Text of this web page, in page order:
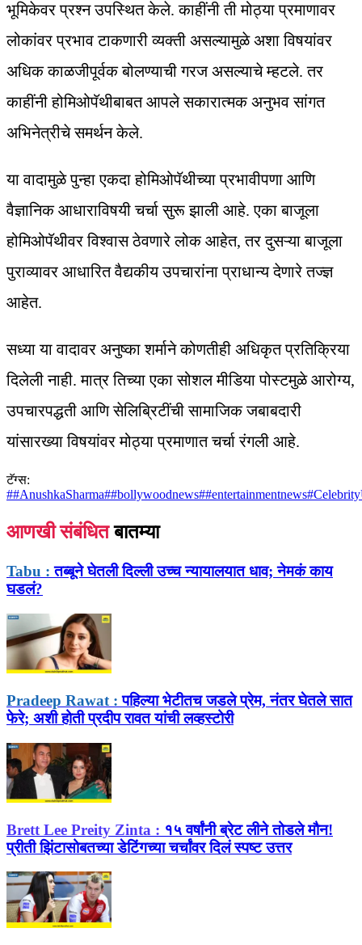
भूमिकेवर प्रश्न उपस्थित केले. काहींनी ती मोठ्या प्रमाणावर
लोकांवर प्रभाव टाकणारी व्यक्ती असल्यामुळे अशा विषयांवर
अधिक काळजीपूर्वक बोलण्याची गरज असल्याचे म्हटले. तर
काहींनी होमिओपॅथीबाबत आपले सकारात्मक अनुभव सांगत
अभिनेत्रीचे समर्थन केले.
या वादामुळे पुन्हा एकदा होमिओपॅथीच्या प्रभावीपणा आणि
वैज्ञानिक आधाराविषयी चर्चा सुरू झाली आहे. एका बाजूला
होमिओपॅथीवर विश्वास ठेवणारे लोक आहेत, तर दुसऱ्या बाजूला
पुराव्यावर आधारित वैद्यकीय उपचारांना प्राधान्य देणारे तज्ज्ञ
आहेत.
सध्या या वादावर अनुष्का शर्माने कोणतीही अधिकृत प्रतिक्रिया
दिलेली नाही. मात्र तिच्या एका सोशल मीडिया पोस्टमुळे आरोग्य,
उपचारपद्धती आणि सेलिब्रिटींची सामाजिक जबाबदारी
यांसारख्या विषयांवर मोठ्या प्रमाणात चर्चा रंगली आहे.
टॅग्स:
##AnushkaSharma##bollywoodnews##entertainmentnews#
आणखी संबंधित बातम्या
Tabu : तब्बूने घेतली दिल्ली उच्च न्यायालयात धाव; नेमकं काय
घडलं?
Pradeep Rawat : पहिल्या भेटीतच जडले प्रेम, नंतर घेतले सात
फेरे; अशी होती प्रदीप रावत यांची लव्हस्टोरी
Brett Lee Preity Zinta : १५ वर्षांनी ब्रेट लीने तोडले मौन!
प्रीती झिंटासोबतच्या डेटिंगच्या चर्चांवर दिलं स्पष्ट उत्तर